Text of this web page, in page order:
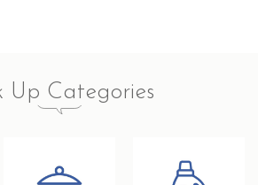
Up Categories